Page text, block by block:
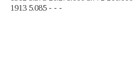
1913 5.085 - - -